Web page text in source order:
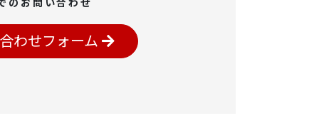
のお問い合わせ
わせフォーム